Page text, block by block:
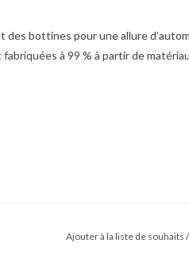
des bottines pour une allure
à 99 % à partir de
Ajouter à la liste de souhaits /